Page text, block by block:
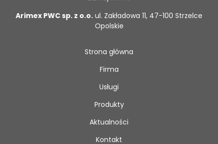
Arimex PWC sp. z o.o. ul. Zakładowa 11, 47-100 Strzelce
Opolskie
Strona główna
Firma
Usługi
Produkty
Aktualności
Kontakt